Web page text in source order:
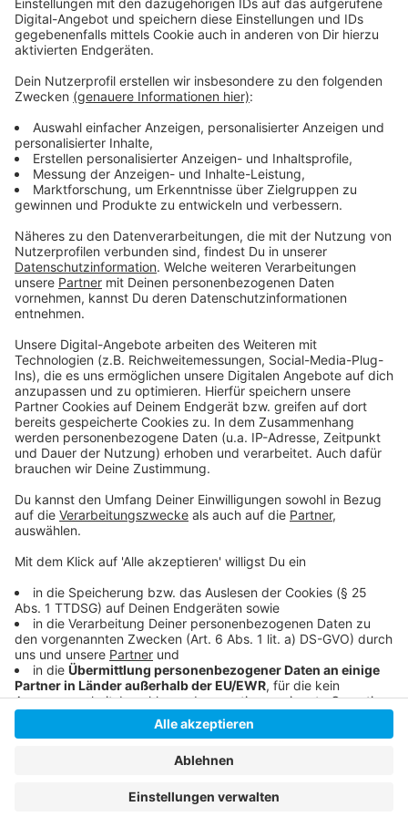
Anzeige
gestiegen und liegt heute bei 55,6. Knapp über 8.000
(8.076) Menschen wurden gestern im Impfzentrum
oder in Arztpraxen geimpft.
Anzeige
Weitere Infos und Links zum Thema
Anzeige
Biden: US-Geheimdienste sollen Ursprung von
Corona aufklären
Streit über Impfungen für Kinder - Zulassung wohl
Freitag
Anzeige
Anzeige